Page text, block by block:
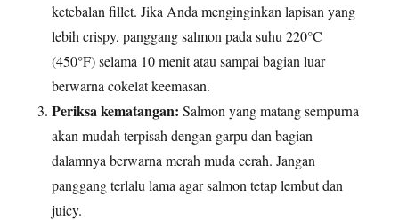
ketebalan fillet. Jika Anda menginginkan lapisan yang
lebih crispy, panggang salmon pada suhu 220°C
(450°F) selama 10 menit atau sampai bagian luar
berwarna cokelat keemasan.
Periksa kematangan: Salmon yang matang sempurna
akan mudah terpisah dengan garpu dan bagian
dalamnya berwarna merah muda cerah. Jangan
panggang terlalu lama agar salmon tetap lembut dan
juicy.